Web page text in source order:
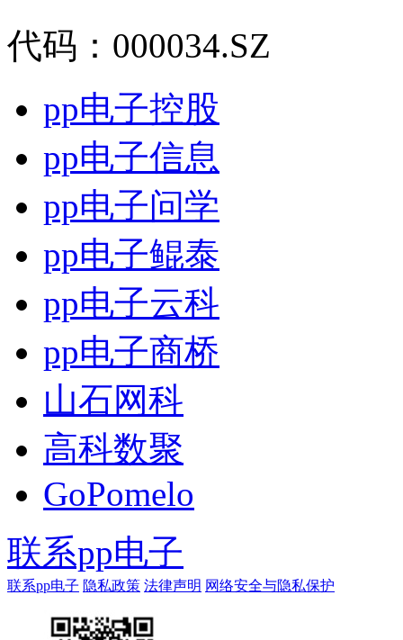
代码：000034.SZ
pp电子控股
pp电子信息
pp电子问学
pp电子鲲泰
pp电子云科
pp电子商桥
山石网科
高科数聚
GoPomelo
联系pp电子
联系pp电子 隐私政策 法律声明 网络安全与隐私保护